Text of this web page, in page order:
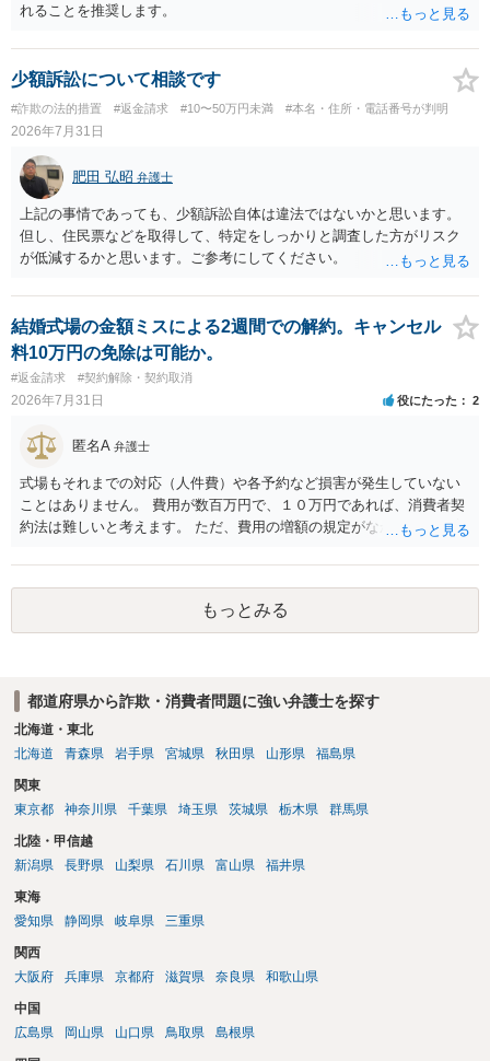
れることを推奨します。
少額訴訟について相談です
#詐欺の法的措置 #返金請求 #10〜50万円未満 #本名・住所・電話番号が判明
2026年7月31日
肥田 弘昭 弁護士
上記の事情であっても、少額訴訟自体は違法ではないかと思います。
但し、住民票などを取得して、特定をしっかりと調査した方がリスク
が低減するかと思います。ご参考にしてください。
結婚式場の金額ミスによる2週間での解約。キャンセル
料10万円の免除は可能か。
#返金請求 #契約解除・契約取消
2026年7月31日 役にたった 2
匿名A 弁護士
式場もそれまでの対応（人件費）や各予約など損害が発生していない
ことはありません。 費用が数百万円で、１０万円であれば、消費者契
約法は難しいと考えます。 ただ、費用の増額の規定がなかったのに増
ということになり、解約するのは理由がないことになります。
もっとみる
都道府県から詐欺・消費者問題に強い弁護士を探す
北海道・東北
北海道
青森県 岩手県 宮城県 秋田県 山形県 福島県
関東
東京都
神奈川県 千葉県 埼玉県 茨城県 栃木県 群馬県
北陸・甲信越
新潟県
長野県 山梨県 石川県 富山県 福井県
東海
愛知県
静岡県 岐阜県 三重県
関西
大阪府
兵庫県 京都府 滋賀県 奈良県 和歌山県
中国
広島県
岡山県 山口県 鳥取県 島根県